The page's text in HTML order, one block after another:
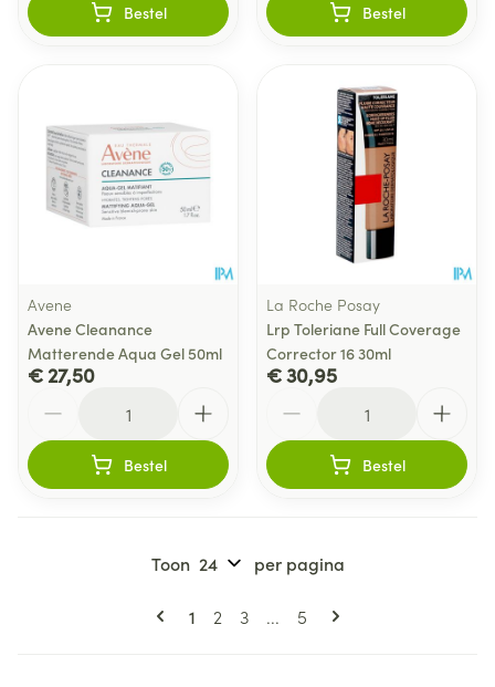
Bestel Bestel
Avene
Avene Cleanance
Matterende Aqua Gel 50ml
€ 27,50
Bestel
La Roche Posay
Lrp Toleriane Full Coverage
Corrector 16 30ml
€ 30,95
Bestel
Pagina's
U lees momenteel pagina
1 Pagina
2 Pagina
3 ... Pagina
5
Toon per pagina